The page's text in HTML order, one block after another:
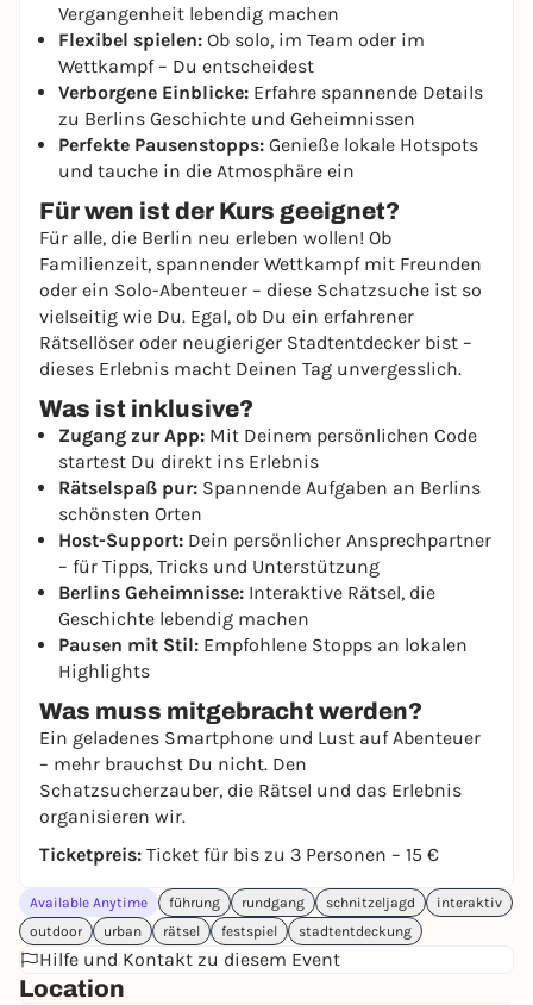
Vergangenheit lebendig machen
Flexibel spielen: Ob solo, im Team oder im
Wettkampf – Du entscheidest
Verborgene Einblicke: Erfahre spannende Details
zu Berlins Geschichte und Geheimnissen
Perfekte Pausenstopps: Genieße lokale Hotspots
und tauche in die Atmosphäre ein
Für wen ist der Kurs geeignet?
Für alle, die Berlin neu erleben wollen! Ob
Familienzeit, spannender Wettkampf mit Freunden
oder ein Solo-Abenteuer – diese Schatzsuche ist so
vielseitig wie Du. Egal, ob Du ein erfahrener
Rätsellöser oder neugieriger Stadtentdecker bist –
dieses Erlebnis macht Deinen Tag unvergesslich.
Was ist inklusive?
Zugang zur App: Mit Deinem persönlichen Code
startest Du direkt ins Erlebnis
Rätselspaß pur: Spannende Aufgaben an Berlins
schönsten Orten
Host-Support: Dein persönlicher Ansprechpartner
– für Tipps, Tricks und Unterstützung
Berlins Geheimnisse: Interaktive Rätsel, die
Geschichte lebendig machen
Pausen mit Stil: Empfohlene Stopps an lokalen
Highlights
Was muss mitgebracht werden?
Ein geladenes Smartphone und Lust auf Abenteuer
– mehr brauchst Du nicht. Den
Schatzsucherzauber, die Rätsel und das Erlebnis
organisieren wir.
Ticketpreis: Ticket für bis zu 3 Personen – 15 €
Available Anytime führung rundgang schnitzeljagd
interaktiv
outdoor
urban rätsel festspiel stadtentdeckung
Hilfe und Kontakt zu diesem Event
Location